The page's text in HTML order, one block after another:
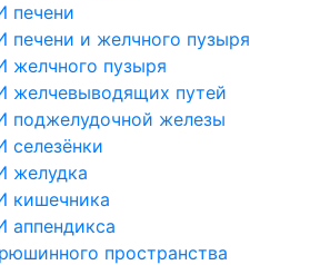
печени
печени и желчного пузыря
желчного пузыря
желчевыводящих путей
поджелудочной железы
селезёнки
желудка
кишечника
аппендикса
пространства